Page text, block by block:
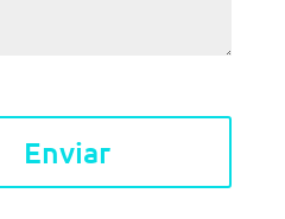
Enviar